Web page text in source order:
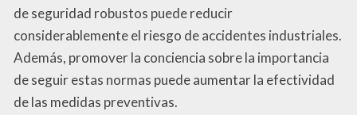
de seguridad robustos puede reducir
considerablemente el riesgo de accidentes industriales.
Además, promover la conciencia sobre la importancia
de seguir estas normas puede aumentar la efectividad
de las medidas preventivas.